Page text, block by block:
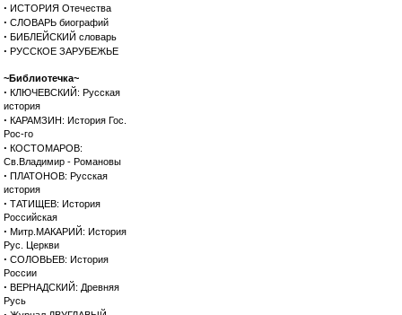
· ИСТОРИЯ Отечества
· СЛОВАРЬ биографий
· БИБЛЕЙСКИЙ словарь
· РУССКОЕ ЗАРУБЕЖЬЕ
~Библиотечка~
· КЛЮЧЕВСКИЙ: Русская
история
· КАРАМЗИН: История Гос.
Рос-го
· КОСТОМАРОВ:
Св.Владимир - Романовы
· ПЛАТОНОВ: Русская
история
· ТАТИЩЕВ: История
Российская
· Митр.МАКАРИЙ: История
Рус. Церкви
· СОЛОВЬЕВ: История
России
· ВЕРНАДСКИЙ: Древняя
Русь